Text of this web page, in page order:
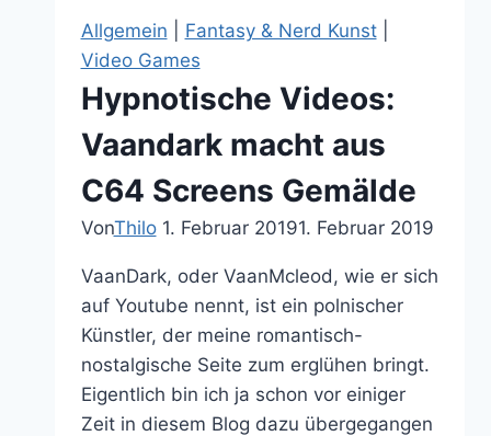
Striking
Vipers
direkt
auf
12
haut
Allgemein Fantasy & Nerd Kunst|
Video Games
Hypnotische Videos:
Vaandark macht aus
C64 Screens Gemälde
VonThilo 1. Februar 20191. Februar 2019
VaanDark, oder VaanMcleod, wie er sich
auf Youtube nennt, ist ein polnischer
Künstler, der meine romantisch-
nostalgische Seite zum erglühen bringt.
Eigentlich bin ich ja schon vor einiger
Zeit in diesem Blog dazu übergegangen